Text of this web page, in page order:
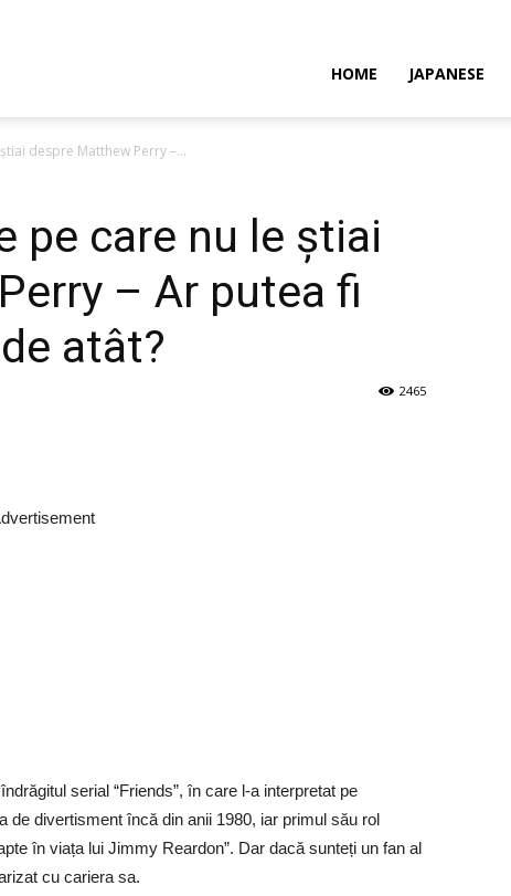
HOME JAPANESE
despre Matthew Perry –...
pe care nu le știai
– Ar putea fi
atât?
2465
serial “Friends”, în care l-a interpretat pe
de divertisment încă din anii 1980, iar primul său rol
în viața lui Jimmy Reardon”. Dar dacă sunteți un fan al
cu cariera sa.